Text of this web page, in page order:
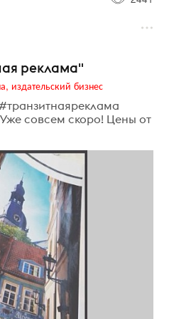
реклама"
издательский бизнес
совсем скоро! Цены от